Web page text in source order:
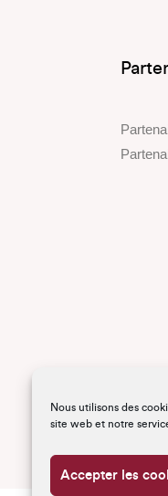
Nous utilisons des
site web et notre
Accepter les